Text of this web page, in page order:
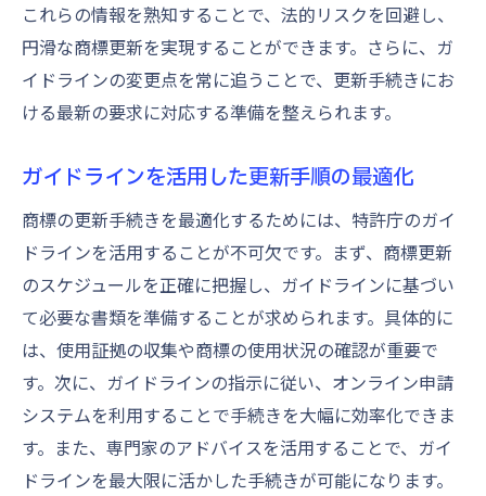
これらの情報を熟知することで、法的リスクを回避し、
円滑な商標更新を実現することができます。さらに、ガ
イドラインの変更点を常に追うことで、更新手続きにお
ける最新の要求に対応する準備を整えられます。
ガイドラインを活用した更新手順の最適化
商標の更新手続きを最適化するためには、特許庁のガイ
ドラインを活用することが不可欠です。まず、商標更新
のスケジュールを正確に把握し、ガイドラインに基づい
て必要な書類を準備することが求められます。具体的に
は、使用証拠の収集や商標の使用状況の確認が重要で
す。次に、ガイドラインの指示に従い、オンライン申請
システムを利用することで手続きを大幅に効率化できま
す。また、専門家のアドバイスを活用することで、ガイ
ドラインを最大限に活かした手続きが可能になります。